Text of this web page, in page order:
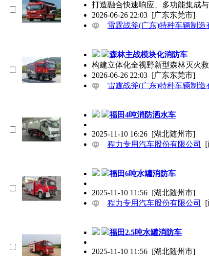
打造融合快速响应、多功能集成
2026-06-26 22:03 [广东东莞市]
雷霆战斧(广东)特种车辆制造
森林主战模块化消防车
构建立体化全视野新型森林灭火
2026-06-26 22:03 [广东东莞市]
雷霆战斧(广东)特种车辆制造
福田4吨消防洒水车
2025-11-10 16:26 [湖北随州市]
程力专用汽车股份有限公司
[
福田6吨水罐消防车
2025-11-10 11:56 [湖北随州市]
程力专用汽车股份有限公司
[
福田2.5吨水罐消防车
2025-11-10 11:56 [湖北随州市]